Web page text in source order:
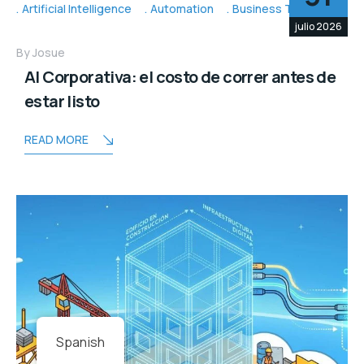
Artificial Intelligence Automation Business Topic's
julio 2026
ByJosue
AI Corporativa: el costo de correr antes de
estar listo
READ MORE
Spanish